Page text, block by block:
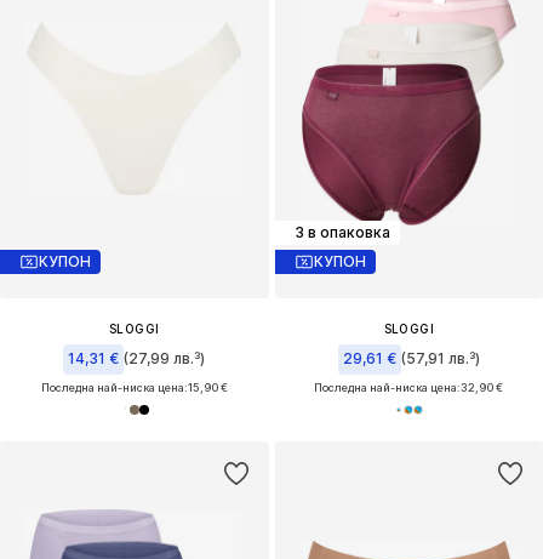
КУПОН
SLOGGI
14,31 € (27,99 лв.³)
Последна най-ниска цена:15,90 €
3 в опаковка
КУПОН
SLOGGI
29,61 € (57,91 лв.³)
Последна най-ниска цена:32,90 €